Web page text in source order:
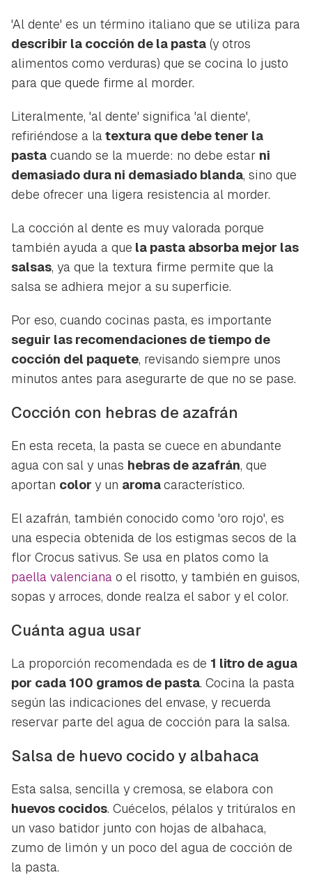
'Al dente' es un término italiano que se utiliza para
describir la cocción de la pasta (y otros
alimentos como verduras) que se cocina lo justo
para que quede firme al morder.
Literalmente, 'al dente' significa 'al diente',
refiriéndose a latextura que debe tener la
pasta cuando se la muerde: no debe estar ni
demasiado dura ni demasiado blanda, sino que
debe ofrecer una ligera resistencia al morder.
La cocción al dente es muy valorada porque
también ayuda a que la pasta absorba mejor las
salsas, ya que la textura firme permite que la
salsa se adhiera mejor a su superficie.
Por eso, cuando cocinas pasta, es importante
seguir las recomendaciones de tiempo de
cocción del paquete, revisando siempre unos
minutos antes para asegurarte de que no se pase.
Cocción con hebras de azafrán
En esta receta, la pasta se cuece en abundante
agua con sal y unas hebras de azafrán, que
aportan color y un aromacaracterístico.
El azafrán, también conocido como 'oro rojo', es
una especia obtenida de los estigmas secos de la
flor Crocus sativus. Se usa en platos como la
paella valenciana o el risotto, y también en guisos,
sopas y arroces, donde realza el sabor y el color.
Cuánta agua usar
La proporción recomendada es de 1 litro de agua
por cada 100 gramos de pasta. Cocina la pasta
según las indicaciones del envase, y recuerda
reservar parte del agua de cocción para la salsa.
Salsa de huevo cocido y albahaca
Esta salsa, sencilla y cremosa, se elabora con
huevos cocidos. Cuécelos, pélalos y tritúralos en
un vaso batidor junto con hojas de albahaca,
zumo de limón y un poco del agua de cocción de
la pasta.